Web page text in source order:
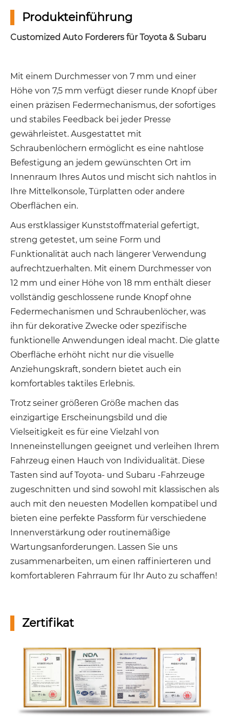
Produkteinführung
Customized Auto Forderers für Toyota & Subaru
Mit einem Durchmesser von 7 mm und einer
Höhe von 7,5 mm verfügt dieser runde Knopf über
einen präzisen Federmechanismus, der sofortiges
und stabiles Feedback bei jeder Presse
gewährleistet. Ausgestattet mit
Schraubenlöchern ermöglicht es eine nahtlose
Befestigung an jedem gewünschten Ort im
Innenraum Ihres Autos und mischt sich nahtlos in
Ihre Mittelkonsole, Türplatten oder andere
Oberflächen ein.
Aus erstklassiger Kunststoffmaterial gefertigt,
streng getestet, um seine Form und
Funktionalität auch nach längerer Verwendung
aufrechtzuerhalten. Mit einem Durchmesser von
12 mm und einer Höhe von 18 mm enthält dieser
vollständig geschlossene runde Knopf ohne
Federmechanismen und Schraubenlöcher, was
ihn für dekorative Zwecke oder spezifische
funktionelle Anwendungen ideal macht. Die glatte
Oberfläche erhöht nicht nur die visuelle
Anziehungskraft, sondern bietet auch ein
komfortables taktiles Erlebnis.
Trotz seiner größeren Größe machen das
einzigartige Erscheinungsbild und die
Vielseitigkeit es für eine Vielzahl von
Inneneinstellungen geeignet und verleihen Ihrem
Fahrzeug einen Hauch von Individualität. Diese
Tasten sind auf Toyota- und Subaru -Fahrzeuge
zugeschnitten und sind sowohl mit klassischen als
auch mit den neuesten Modellen kompatibel und
bieten eine perfekte Passform für verschiedene
Innenverstärkung oder routinemäßige
Wartungsanforderungen. Lassen Sie uns
zusammenarbeiten, um einen raffinierteren und
komfortableren Fahrraum für Ihr Auto zu schaffen!
Zertifikat